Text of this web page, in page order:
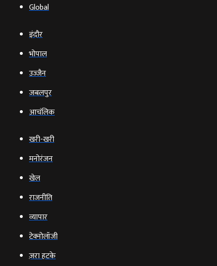
Global
इंदौर
भोपाल
उज्‍जैन
जबलपुर
आचंलिक
खरी-खरी
मनोरंजन
खेल
राजनीति
व्‍यापार
टेक्‍नोलॉजी
ज़रा हटके